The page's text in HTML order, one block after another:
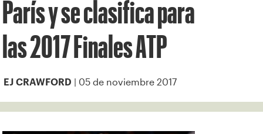
París y se clasifica para
las 2017 Finales ATP
EJ CRAWFORD | 05 de noviembre 2017